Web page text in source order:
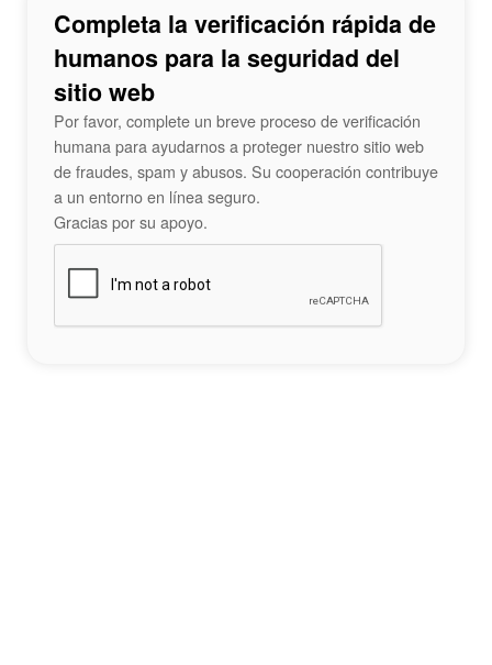
Completa la verificación rápida de
humanos para la seguridad del
sitio web
Por favor, complete un breve proceso de verificación
humana para ayudarnos a proteger nuestro sitio web
de fraudes, spam y abusos. Su cooperación contribuye
a un entorno en línea seguro.
Gracias por su apoyo.